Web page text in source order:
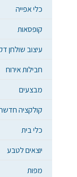
כלי אפייה
קופסאות
עיצוב שולחן
חבילות אירוח
מבצעים
קולקציה
כלי בית
יוצאים לטבע
מפות